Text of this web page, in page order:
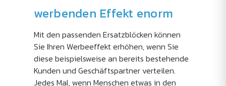
werbenden Effekt enorm
Mit den passenden Ersatzblöcken können
Sie Ihren Werbeeffekt erhöhen, wenn Sie
diese beispielsweise an bereits bestehende
Kunden und Geschäftspartner verteilen.
Jedes Mal, wenn Menschen etwas in den